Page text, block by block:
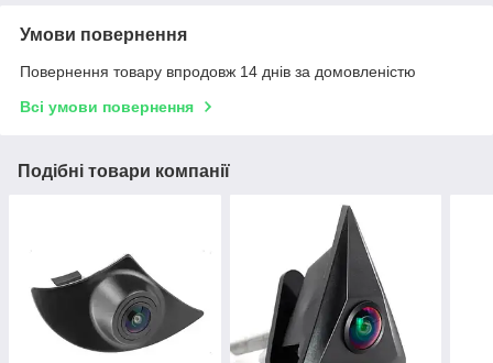
Умови повернення
Повернення товару впродовж 14 днів за домовленістю
Всі умови повернення
Подібні товари компанії